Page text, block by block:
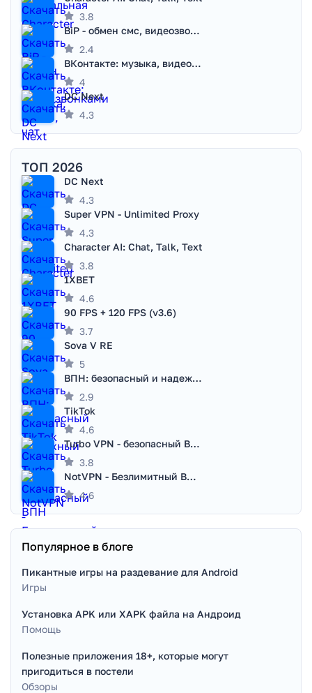
3.8
BiP - обмен смс, видеозвонками
2.4
ВКонтакте: музыка, видео, чат
4
DC Next
4.3
ТОП 2026
DC Next
4.3
Super VPN - Unlimited Proxy
4.3
Character AI: Chat, Talk, Text
3.8
1XBET
4.6
90 FPS + 120 FPS (v3.6)
3.7
Sova V RE
5
ВПН: безопасный и надежный VPN
2.9
TikTok
4.6
Turbo VPN - безопасный ВПН
3.8
NotVPN - Безлимитный ВПН | VPN
4.6
Популярное в блоге
Пикантные игры на раздевание для Android
Игры
Установка APK или XAPK файла на Андроид
Помощь
Полезные приложения 18+, которые могут
пригодиться в постели
Обзоры